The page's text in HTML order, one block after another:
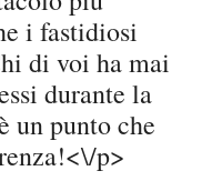
i fastidiosi
di voi ha mai
durante la
un punto che
p>